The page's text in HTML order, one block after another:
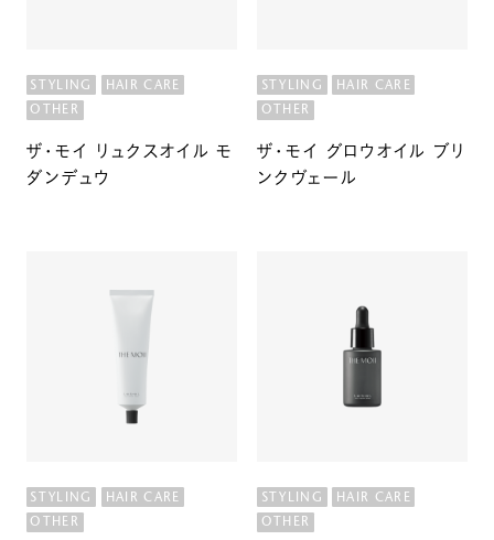
STYLING
HAIR CARE
OTHER
ザ・モイ リュクスオイル モ
ダンデュウ
STYLING
HAIR CARE
OTHER
ザ・モイ グロウオイル ブリ
ンクヴェール
STYLING
HAIR CARE
OTHER
STYLING
HAIR CARE
OTHER